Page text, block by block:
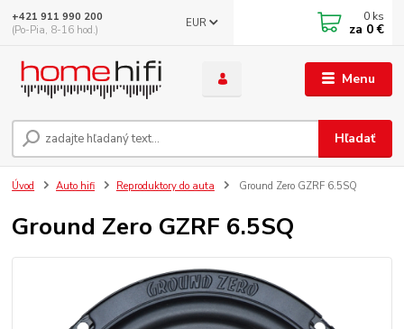
Menu
EUR
Hľadať
+421 911 990 200
(Po-Pia, 8-16 hod.)
0 ks
za 0 €
Úvod Auto hifi Reproduktory do auta Ground Zero GZRF 6.5SQ
Ground Zero GZRF 6.5SQ